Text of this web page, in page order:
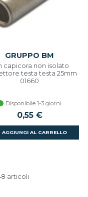
GRUPPO BM
capicora non isolato
testa testa 25mm
01660
Disponibile 1-3 giorni
0,55 €
AGGIUNGI AL CARRELLO
articoli